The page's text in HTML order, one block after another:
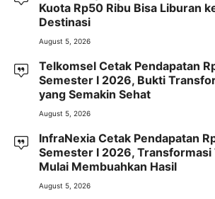
Kuota Rp50 Ribu Bisa Liburan
Destinasi
August 5, 2026
Telkomsel Cetak Pendapatan
Semester I 2026, Bukti
yang Semakin Sehat
August 5, 2026
InfraNexia Cetak Pendapatan
Semester I 2026, Transformasi
Mulai Membuahkan Hasil
August 5, 2026